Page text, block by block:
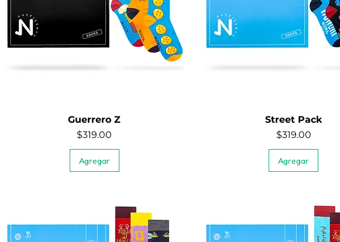
Vista rápida
Guerrero Z
Precio
$319.00
Agregar
Vista rápida
Street Pack
Precio
$319.00
Agregar